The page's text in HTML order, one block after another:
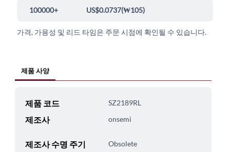
100000+ US$0.0737(₩105)
가격, 가용성 및 리드 타임은 주문 시점에 확인될 수 있습니다.
제품 사양
제품 코드 SZ2189RL
제조사 onsemi
제조사 수명 주기 Obsolete